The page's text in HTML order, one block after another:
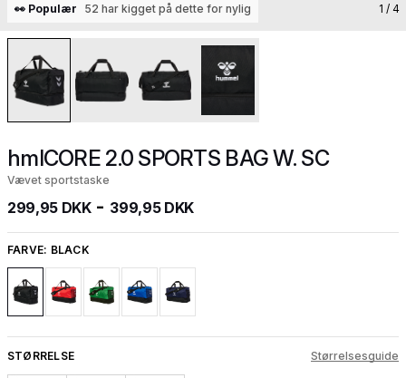
👀 Populær 52 har kigget på dette for nylig 1 / 4
hmlCORE 2.0 SPORTS BAG W. SC
Vævet sportstaske
299,95 DKK - 399,95 DKK
FARVE: BLACK
STØRRELSE Størrelsesguide